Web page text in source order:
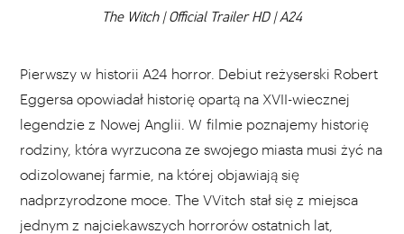
00:00The Witch | Official Trailer HD | A24
Pierwszy w historii A24 horror. Debiut reżyserski Robert
Eggersa opowiadał historię opartą na XVII-wiecznej
legendzie z Nowej Anglii. W filmie poznajemy historię
rodziny, która wyrzucona ze swojego miasta musi żyć na
odizolowanej farmie, na której objawiają się
nadprzyrodzone moce. The VVitch stał się z miejsca
jednym z najciekawszych horrorów ostatnich lat,